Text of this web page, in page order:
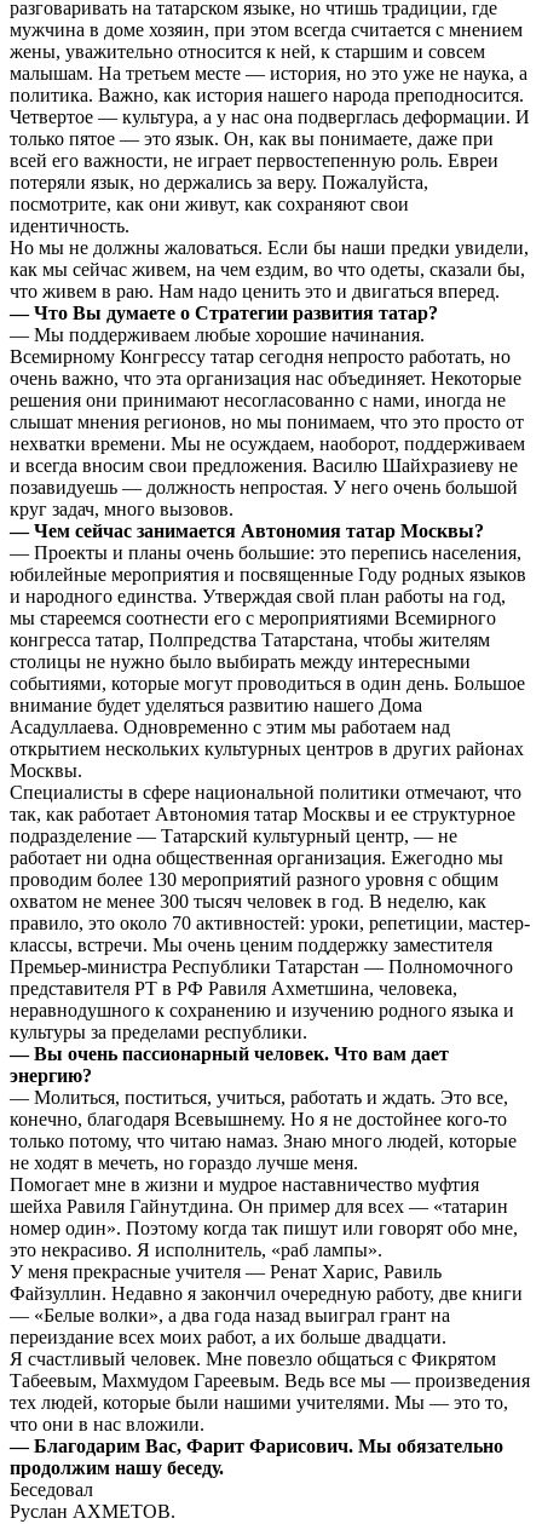
разговаривать на татарском языке, но чтишь традиции, где
мужчина в доме хозяин, при этом всегда считается с мнением
жены, уважительно относится к ней, к старшим и совсем
малышам. На третьем месте — история, но это уже не наука, а
политика. Важно, как история нашего народа преподносится.
Четвертое — культура, а у нас она подверглась деформации. И
только пятое — это язык. Он, как вы понимаете, даже при
всей его важности, не играет первостепенную роль. Евреи
потеряли язык, но держались за веру. Пожалуйста,
посмотрите, как они живут, как сохраняют свои
идентичность.
Но мы не должны жаловаться. Если бы наши предки увидели,
как мы сейчас живем, на чем ездим, во что одеты, сказали бы,
что живем в раю. Нам надо ценить это и двигаться вперед.
— Что Вы думаете о Стратегии развития татар?
— Мы поддерживаем любые хорошие начинания.
Всемирному Конгрессу татар сегодня непросто работать, но
очень важно, что эта организация нас объединяет. Некоторые
решения они принимают несогласованно с нами, иногда не
слышат мнения регионов, но мы понимаем, что это просто от
нехватки времени. Мы не осуждаем, наоборот, поддерживаем
и всегда вносим свои предложения. Василю Шайхразиеву не
позавидуешь — должность непростая. У него очень большой
круг задач, много вызовов.
— Чем сейчас занимается Автономия татар Москвы?
— Проекты и планы очень большие: это перепись населения,
юбилейные мероприятия и посвященные Году родных языков
и народного единства. Утверждая свой план работы на год,
мы стареемся соотнести его с мероприятиями Всемирного
конгресса татар, Полпредства Татарстана, чтобы жителям
столицы не нужно было выбирать между интересными
событиями, которые могут проводиться в один день. Большое
внимание будет уделяться развитию нашего Дома
Асадуллаева. Одновременно с этим мы работаем над
открытием нескольких культурных центров в других районах
Москвы.
Специалисты в сфере национальной политики отмечают, что
так, как работает Автономия татар Москвы и ее структурное
подразделение — Татарский культурный центр, — не
работает ни одна общественная организация. Ежегодно мы
проводим более 130 мероприятий разного уровня с общим
охватом не менее 300 тысяч человек в год. В неделю, как
правило, это около 70 активностей: уроки, репетиции, мастер-
классы, встречи. Мы очень ценим поддержку заместителя
Премьер-министра Республики Татарстан — Полномочного
представителя РТ в РФ Равиля Ахметшина, человека,
неравнодушного к сохранению и изучению родного языка и
культуры за пределами республики.
— Вы очень пассионарный человек. Что вам дает
энергию?
— Молиться, поститься, учиться, работать и ждать. Это все,
конечно, благодаря Всевышнему. Но я не достойнее кого-то
только потому, что читаю намаз. Знаю много людей, которые
не ходят в мечеть, но гораздо лучше меня.
Помогает мне в жизни и мудрое наставничество муфтия
шейха Равиля Гайнутдина. Он пример для всех — «татарин
номер один». Поэтому когда так пишут или говорят обо мне,
это некрасиво. Я исполнитель, «раб лампы».
У меня прекрасные учителя — Ренат Харис, Равиль
Файзуллин. Недавно я закончил очередную работу, две книги
— «Белые волки», а два года назад выиграл грант на
переиздание всех моих работ, а их больше двадцати.
Я счастливый человек. Мне повезло общаться с Фикрятом
Табеевым, Махмудом Гареевым. Ведь все мы — произведения
тех людей, которые были нашими учителями. Мы — это то,
что они в нас вложили.
— Благодарим Вас, Фарит Фарисович. Мы обязательно
продолжим нашу беседу.
Беседовал
Руслан АХМЕТОВ.